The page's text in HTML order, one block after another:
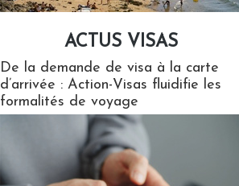
ACTUS VISAS
De la demande de visa à la carte
d’arrivée : Action-Visas fluidifie les
formalités de voyage